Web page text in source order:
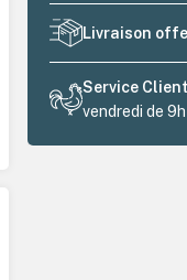
Livraison
Service
vendredi de 9h